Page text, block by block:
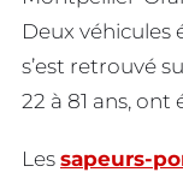
Deux véhicules
s’est retrouvé
22 à 81 ans,
Les sapeurs-